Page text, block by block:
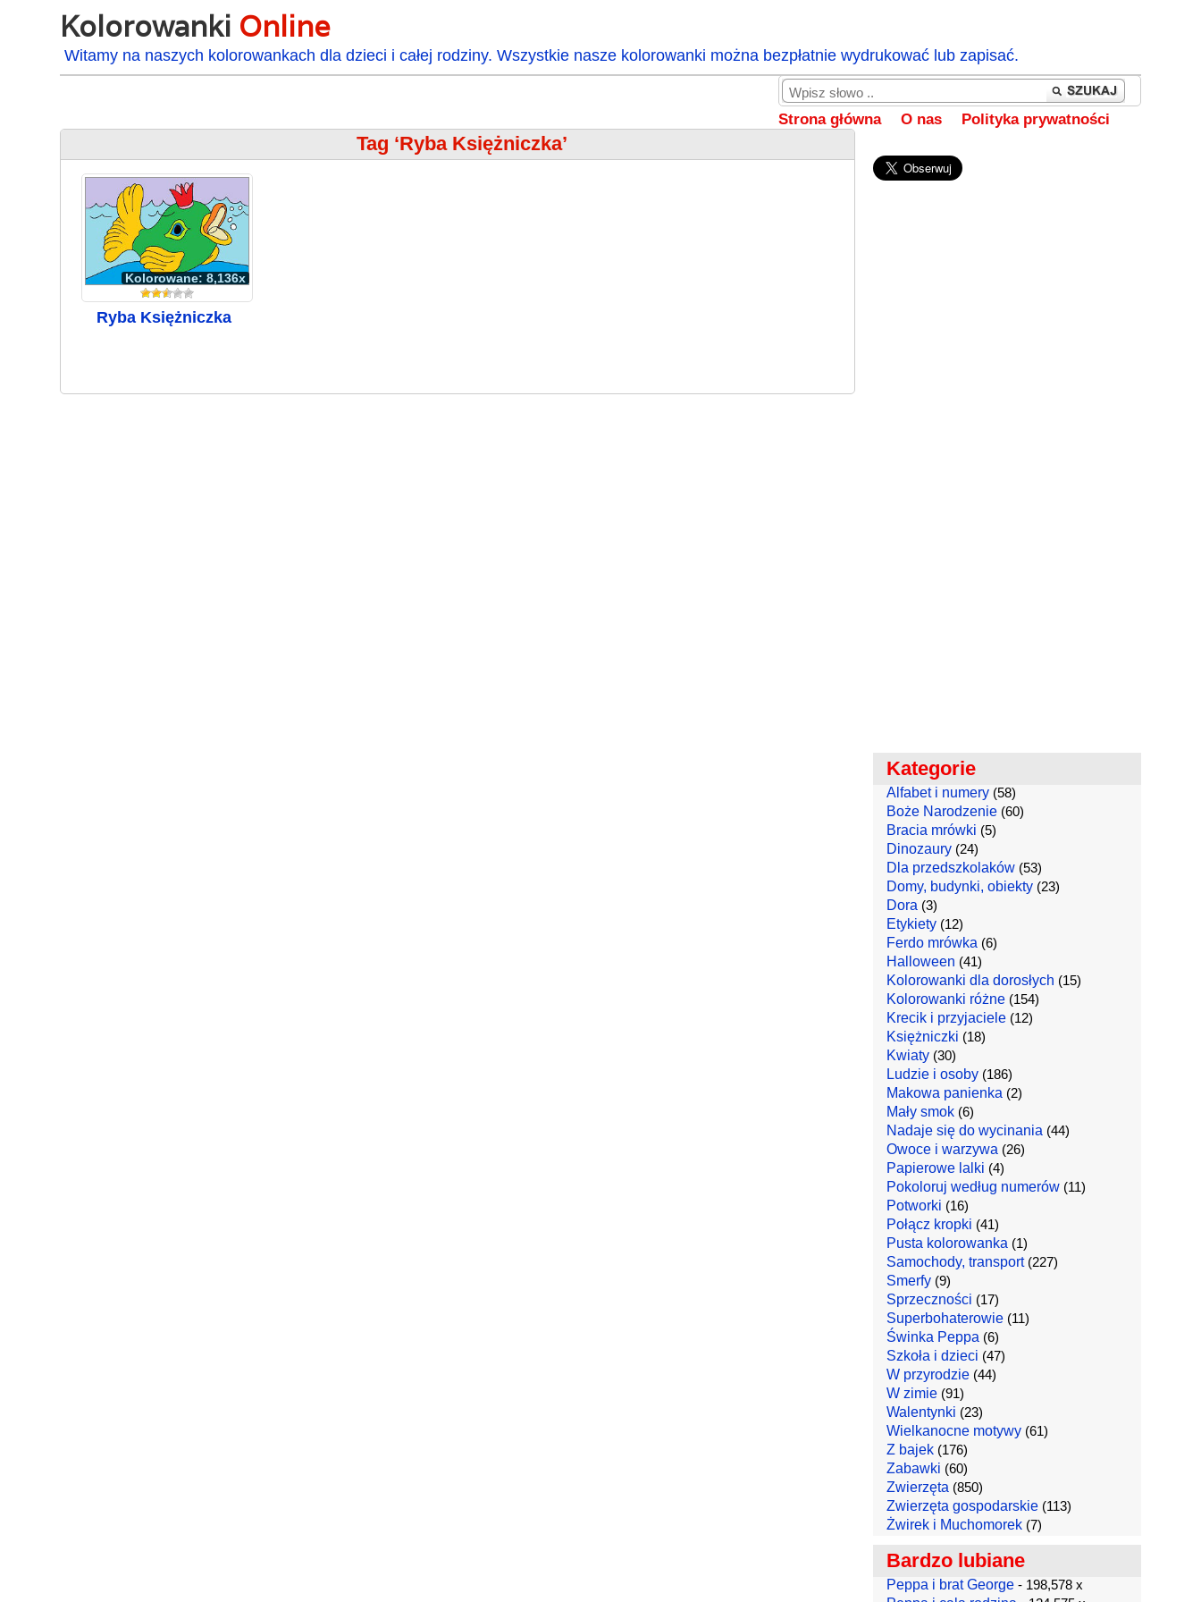
Kolorowanki Online
Witamy na naszych kolorowankach dla dzieci i całej rodziny. Wszystkie nasze kolorowanki można bezpłatnie wydrukować lub zapisać.
Strona główna O nas Polityka prywatności
Tag ‘Ryba Księżniczka’
Kolorowane: 8,136x
Ryba Księżniczka
Kategorie
Alfabet i numery(58)
Boże Narodzenie(60)
Bracia mrówki (5)
Dinozaury(24)
Dla przedszkolaków(53)
Domy, budynki, obiekty(23)
Dora (3)
Etykiety(12)
Ferdo mrówka (6)
Halloween (41)
Kolorowanki dla dorosłych (15)
Kolorowanki różne(154)
Krecik i przyjaciele(12)
Księżniczki (18)
Kwiaty(30)
Ludzie i osoby(186)
Makowa panienka (2)
Mały smok(6)
Nadaje się do wycinania (44)
Owoce i warzywa (26)
Papierowe lalki (4)
Pokoloruj według numerów(11)
Potworki (16)
Połącz kropki (41)
Pusta kolorowanka (1)
Samochody, transport(227)
Smerfy(9)
Sprzeczności (17)
Superbohaterowie(11)
Świnka Peppa (6)
Szkoła i dzieci (47)
W przyrodzie(44)
W zimie(91)
Walentynki (23)
Wielkanocne motywy(61)
Z bajek(176)
Zabawki (60)
Zwierzęta (850)
Zwierzęta gospodarskie(113)
Żwirek i Muchomorek(7)
Bardzo lubiane
Peppa i brat George- 198,578 x